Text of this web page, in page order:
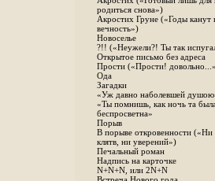
родиться снова»)
Акростих Груне («Годы канут
вечность»)
Новоселье
?!! («Неужели?! Ты так
Открытое письмо без адреса
Прости («Прости!
Ода
Загадки
«Уж давно наболевшей
«Ты помнишь, как ночь та
беспросветна»
Порыв
В порыве откровенности («Ни
клятв, ни уверений»)
Печальный роман
Надпись на карточке
N+N+N, или 2N+N